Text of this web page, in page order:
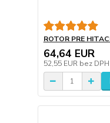
ROTOR PRE
64,64 EUR
52,55 EUR bez DPH